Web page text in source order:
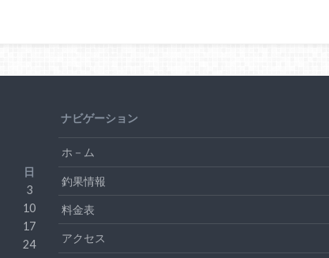
日
3
10
17
24
ナビゲーション
ホ－ム
釣果情報
料金表
アクセス